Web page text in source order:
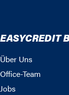
EASYCREDIT
Über Uns
Office-Team
Jobs